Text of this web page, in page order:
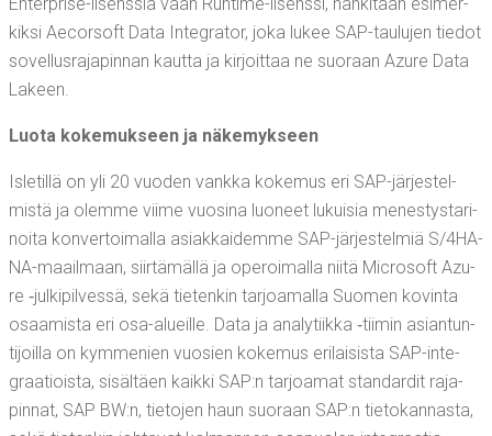
kik­si Aecor­soft Data Inte­gra­tor, joka lukee SAP-tau­lu­jen tie­dot
sovel­lus­ra­ja­pin­nan kaut­ta ja kir­joit­taa ne suo­raan Azu­re Data
Lakeen.
Luo­ta koke­muk­seen ja näkemykseen
Isle­til­lä on yli 20 vuo­den vank­ka koke­mus eri SAP-jär­jes­tel­
mis­tä ja olem­me vii­me vuo­si­na luo­neet lukui­sia menes­tys­ta­ri­
noi­ta kon­ver­toi­mal­la asiak­kai­dem­me SAP-jär­jes­tel­miä S/4­HA­
NA-maa­il­maan, siir­tä­mäl­lä ja ope­roi­mal­la nii­tä Mic­ro­soft Azu­
re ‑jul­ki­pil­ves­sä, sekä tie­ten­kin tar­joa­mal­la Suo­men kovin­ta
osaa­mis­ta eri osa-alueil­le. Data ja ana­ly­tiik­ka ‑tii­min asian­tun­
ti­joil­la on kym­me­nien vuo­sien koke­mus eri­lai­sis­ta SAP-inte­
graa­tiois­ta, sisäl­täen kaik­ki SAP:n tar­joa­mat stan­dar­dit raja­
pin­nat, SAP BW:n, tie­to­jen haun suo­raan SAP:n tie­to­kan­nas­ta,